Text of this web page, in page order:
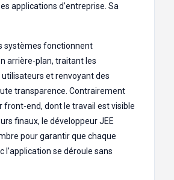
applications d’entreprise. Sa
systèmes fonctionnent
arrière-plan, traitant les
et renvoyant des
transparence. Contrairement
front-end, dont le travail est visible
finaux, le développeur JEE
pour garantir que chaque
l’application se déroule sans